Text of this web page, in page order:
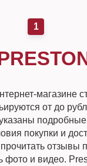
1
магазине
от до
подробные
покупки и
отзывы
фото и видео.